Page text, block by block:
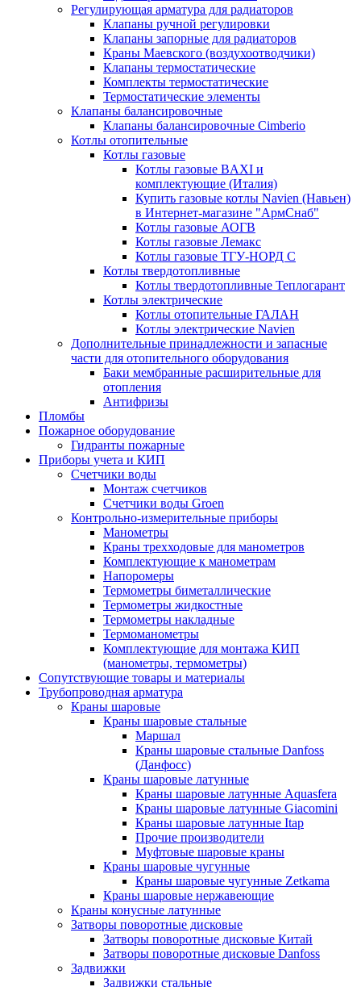
Регулирующая арматура для радиаторов
Клапаны ручной регулировки
Клапаны запорные для радиаторов
Краны Маевского (воздухоотводчики)
Клапаны термостатические
Комплекты термостатические
Термостатические элементы
Клапаны балансировочные
Клапаны балансировочные Cimberio
Котлы отопительные
Котлы газовые
Котлы газовые BAXI и
комплектующие (Италия)
Купить газовые котлы Navien (Навьен)
в Интернет-магазине "АрмСнаб"
Котлы газовые АОГВ
Котлы газовые Лемакс
Котлы газовые ТГУ-НОРД С
Котлы твердотопливные
Котлы твердотопливные Теплогарант
Котлы электрические
Котлы отопительные ГАЛАН
Котлы электрические Navien
Дополнительные принадлежности и запасные
части для отопительного оборудования
Баки мембранные расширительные для
отопления
Антифризы
Пломбы
Пожарное оборудование
Гидранты пожарные
Приборы учета и КИП
Счетчики воды
Монтаж счетчиков
Счетчики воды Groen
Контрольно-измерительные приборы
Манометры
Краны трехходовые для манометров
Комплектующие к манометрам
Напоромеры
Термометры биметаллические
Термометры жидкостные
Термометры накладные
Термоманометры
Комплектующие для монтажа КИП
(манометры, термометры)
Сопутствующие товары и материалы
Трубопроводная арматура
Краны шаровые
Краны шаровые стальные
Маршал
Краны шаровые стальные Danfoss
(Данфосс)
Краны шаровые латунные
Краны шаровые латунные Aquasfera
Краны шаровые латунные Giacomini
Краны шаровые латунные Itap
Прочие производители
Муфтовые шаровые краны
Краны шаровые чугунные
Краны шаровые чугунные Zetkama
Краны шаровые нержавеющие
Краны конусные латунные
Затворы поворотные дисковые
Затворы поворотные дисковые Китай
Затворы поворотные дисковые Danfoss
Задвижки
Задвижки стальные